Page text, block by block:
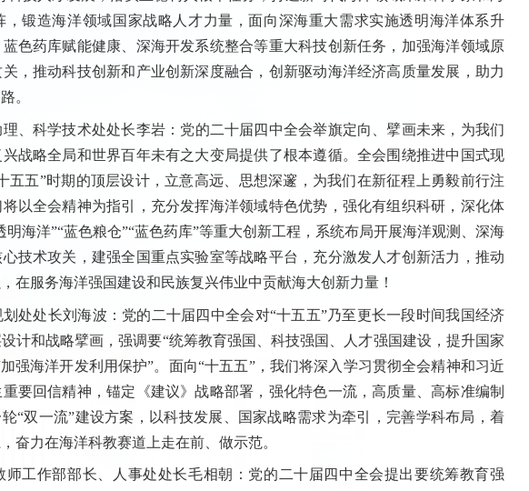
，锻造海洋领域国家战略人才力量，面向深海重大需求实施透明海洋体系升
色药库赋能健康、深海开发系统整合等重大科技创新任务，加强海洋领域原
，推动科技创新和产业创新深度融合，创新驱动海洋经济高质量发展，助力
。
、科学技术处处长李岩 ： 党的二十届四中全会举旗定向、擘画未来，为我们
战略全局和世界百年未有之大变局提供了根本遵循。全会围绕推进中国式现
五五”时期的顶层设计，立意高远、思想深邃，为我们在新征程上勇毅前行注
以全会精神为指引，充分发挥海洋领域特色优势，强化有组织科研，深化体
明海洋”“蓝色粮仓”“蓝色药库”等重大创新工程，系统布局开展海洋观测、深海
技术攻关，建强全国重点实验室等战略平台，充分激发人才创新活力，推动
在服务海洋强国建设和民族复兴伟业中贡献海大创新力量！
处处长刘海波 ： 党的二十届四中全会对“十五五”乃至更长一段时间我国经济
计和战略擘画，强调要“统筹教育强国、科技强国、人才强国建设，提升国家
强海洋开发利用保护”。面向“十五五”，我们将深入学习贯彻全会精神和习近
要回信精神，锚定《建议》战略部署，强化特色一流，高质量、高标准编制
“双一流”建设方案，以科技发展、国家战略需求为牵引，完善学科布局，着
奋力在海洋科教赛道上走在前、做示范。
工作部部长、人事处处长毛相朝 ： 党的二十届四中全会提出要统筹教育强